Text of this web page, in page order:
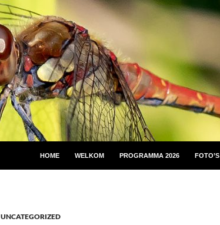
HOME WELKOM PROGRAMMA 2026 FOTO’S
UNCATEGORIZED